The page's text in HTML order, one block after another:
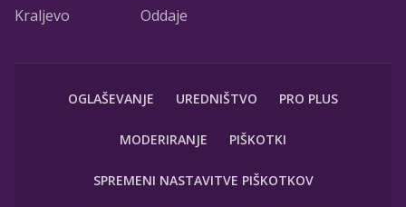
Kraljevo Oddaje
OGLAŠEVANJE UREDNIŠTVO PRO PLUS
MODERIRANJE PIŠKOTKI
SPREMENI NASTAVITVE PIŠKOTKOV